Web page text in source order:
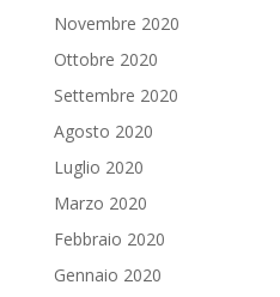
Novembre 2020
Ottobre 2020
Settembre 2020
Agosto 2020
Luglio 2020
Marzo 2020
Febbraio 2020
Gennaio 2020